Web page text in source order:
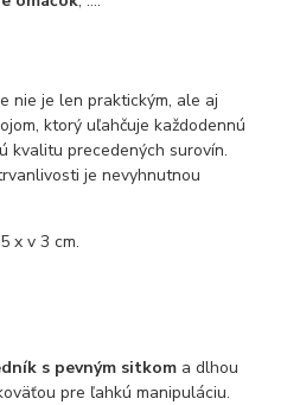
nie je len praktickým, ale aj
ktorý uľahčuje každodennú
kvalitu precedených surovín.
je nevyhnutnou
x v 3 cm.
s pevným sitkom a dlhou
pre ľahkú manipuláciu.